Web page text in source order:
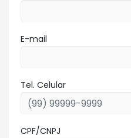
E-mail
Tel. Celular
CPF/CNPJ